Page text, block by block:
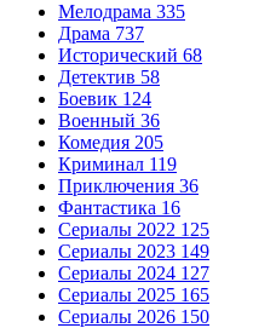
Мелодрама 335
Драма 737
Исторический 68
Детектив 58
Боевик 124
Военный 36
Комедия 205
Криминал 119
Приключения 36
Фантастика 16
Сериалы 2022 125
Сериалы 2023 149
Сериалы 2024 127
Сериалы 2025 165
Сериалы 2026 150